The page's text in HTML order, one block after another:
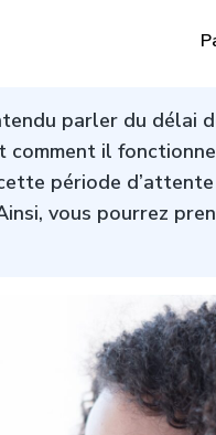
parler du délai
comment il
période
vous pourrez